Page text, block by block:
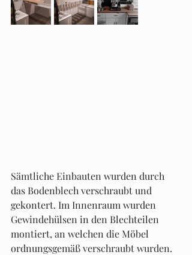
Sämtliche Einbauten wurden durch
das Bodenblech verschraubt und
gekontert. Im Innenraum wurden
Gewindehülsen in den Blechteilen
montiert, an welchen die Möbel
ordnungsgemäß verschraubt wurden.